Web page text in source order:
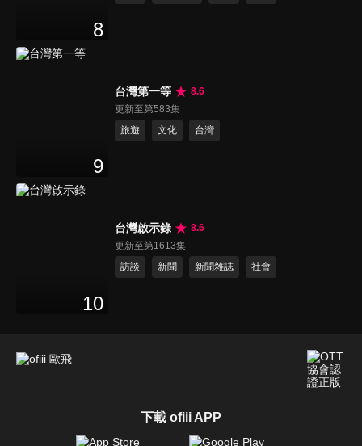
8
9
台灣第一等
8.6
更新至第583集
旅遊
文化 台灣
10
台灣啟示錄
8.6
更新至第1613集
訪談
新聞 新聞雜誌 社會
下載 ofiii APP